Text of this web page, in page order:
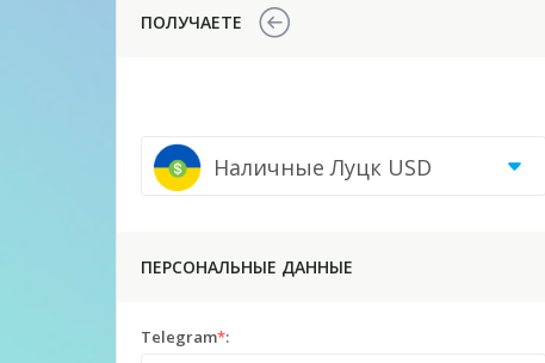
ПОЛУЧАЕТЕ
Наличные Луцк USD
ПЕРСОНАЛЬНЫЕ ДАННЫЕ
Telegram*: